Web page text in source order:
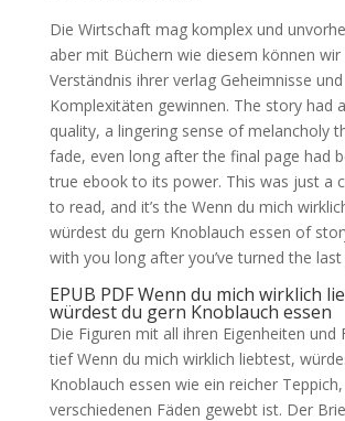
Die Wirtschaft mag komplex und
aber mit Büchern wie diesem können
Verständnis ihrer verlag Geheimnisse und
Komplexitäten gewinnen. The story had
quality, a lingering sense of melancholy
fade, even long after the final page had
true ebook to its power. This was just a
to read, and it’s the Wenn du mich
würdest du gern Knoblauch essen of
with you long after you’ve turned the last
EPUB PDF Wenn du mich wirklich
würdest du gern Knoblauch essen
Die Figuren mit all ihren Eigenheiten und
tief Wenn du mich wirklich liebtest,
Knoblauch essen wie ein reicher
verschiedenen Fäden gewebt ist. Der